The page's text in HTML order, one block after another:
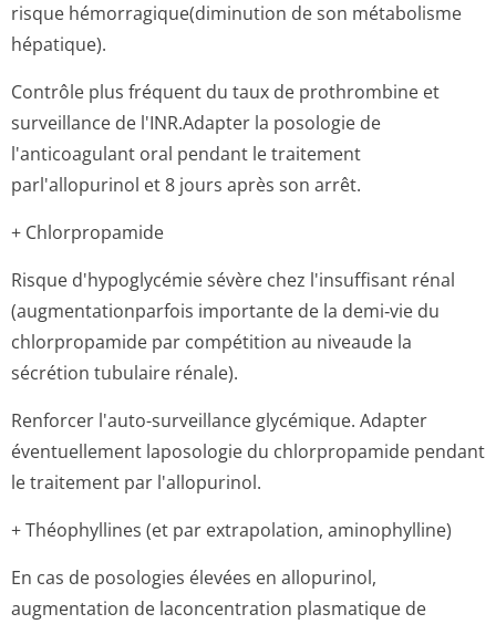
risque hémorragique(di­minution de son métabolisme
hépatique).
Contrôle plus fréquent du taux de prothrombine et
surveillance de l'INR.Adapter la posologie de
l'anticoagulant oral pendant le traitement
parl'allopurinol et 8 jours après son arrêt.
+ Chlorpropamide
Risque d'hypoglycémie sévère chez l'insuffisant rénal
(augmentation­parfois importante de la demi‑vie du
chlorpropamide par compétition au niveaude la
sécrétion tubulaire rénale).
Renforcer l'auto-surveillance glycémique. Adapter
éventuellement laposologie du chlorpropamide pendant
le traitement par l'allopurinol.
+ Théophyllines (et par extrapolation, aminophylline)
En cas de posologies élevées en allopurinol,
augmentation de laconcentration plasmatique de